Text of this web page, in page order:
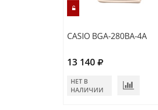
CASIO BGA-280BA-4A
13 140
НЕТ В
НАЛИЧИИ